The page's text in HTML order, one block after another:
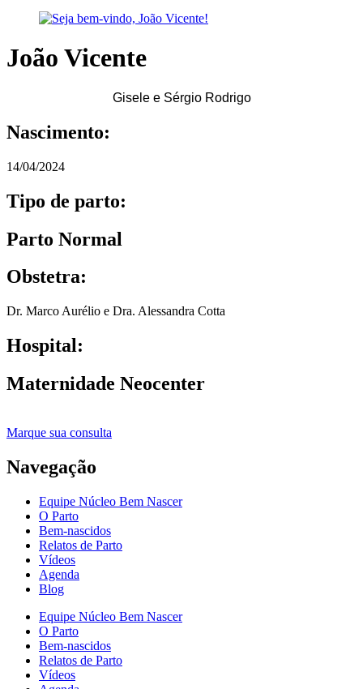
João Vicente
Gisele e Sérgio Rodrigo
Nascimento:
14/04/2024
Tipo de parto:
Parto Normal
Obstetra:
Dr. Marco Aurélio e Dra. Alessandra Cotta
Hospital:
Maternidade Neocenter
Marque sua consulta
Navegação
Equipe Núcleo Bem Nascer
O Parto
Bem-nascidos
Relatos de Parto
Vídeos
Agenda
Blog
Equipe Núcleo Bem Nascer
O Parto
Bem-nascidos
Relatos de Parto
Vídeos